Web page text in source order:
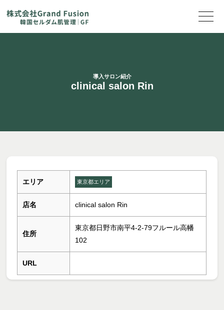
導入サロン紹介
clinical salon Rin
エリア 東京都エリア
店名 clinical salon Rin
住所
東京都日野市南平4-2-79フルール高幡
102
URL